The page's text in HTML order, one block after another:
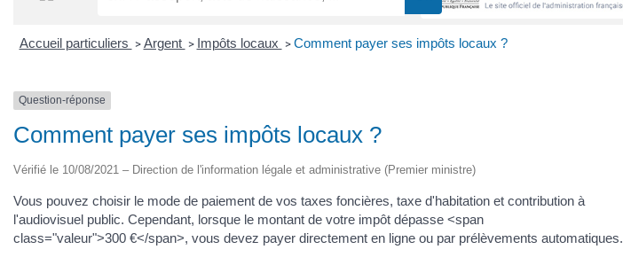
Accueil particuliers > Argent > Impôts locaux > Comment payer ses impôts locaux ?
Question-réponse
Comment payer ses impôts locaux ?
Vérifié le 10/08/2021 – Direction de l'information légale et administrative (Premier ministre)
Vous pouvez choisir le mode de paiement de vos taxes foncières, taxe d'habitation et contribution à
l'audiovisuel public. Cependant, lorsque le montant de votre impôt dépasse <span
class="valeur">300 €</span>, vous devez payer directement en ligne ou par prélèvements automatiques.